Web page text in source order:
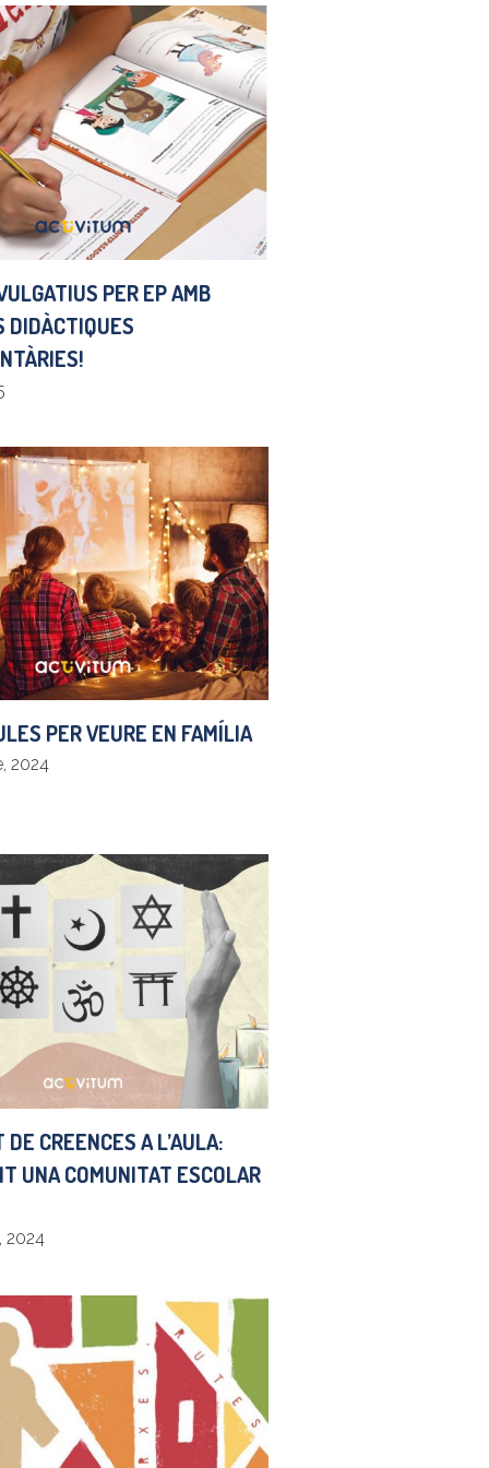
PER EP AMB
DIDÀCTIQUES
PER VEURE EN FAMÍLIA
2024
CREENCES A L’AULA:
UNA COMUNITAT ESCOLAR
2024